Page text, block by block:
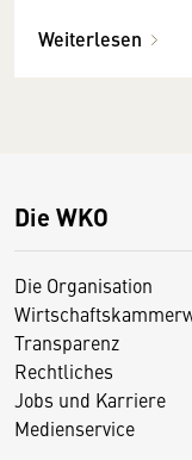
Weiterlesen
Die WKO
Die Organisation
Transparenz
Rechtliches
Jobs und Karriere
Medienservice